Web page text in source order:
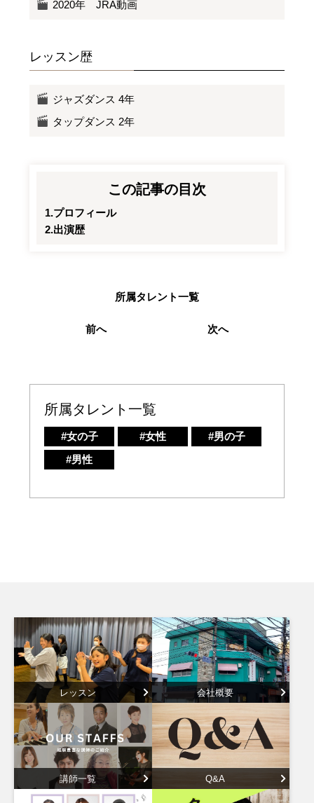
2020年 JRA動画
レッスン歴
ジャズダンス 4年
タップダンス 2年
この記事の目次
プロフィール
出演歴
前へ
所属タレント一覧
次へ
所属タレント一覧
#女の子 #女性
#男の子
#男性
レッスン 会社概要
講師一覧 Q&A